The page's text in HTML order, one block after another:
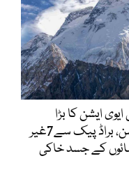
ایشن کا بڑا
ریسکیو آپریشن، براڈ پیک سے7غیر
کے جسد خاکی